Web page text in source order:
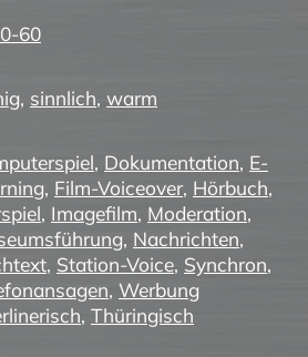
60
, sinnlich, warm
, Dokumentation, E-
, Film-Voiceover, Hörbuch,
, Imagefilm, Moderation,
, Nachrichten,
, Station-Voice, Synchron,
, Werbung
, Thüringisch